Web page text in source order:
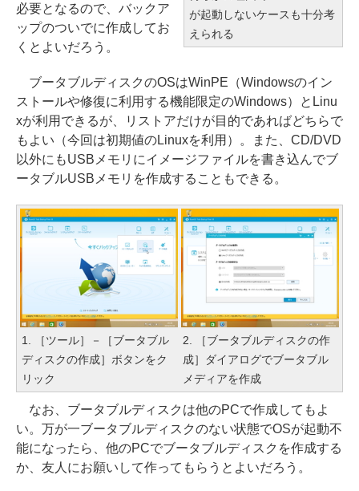
が起動しないケースも十分考
えられる
必要となるので、バックア
ップのついでに作成してお
くとよいだろう。
ブータブルディスクのOSはWinPE（Windowsのイン
ストールや修復に利用する機能限定のWindows）とLinu
xが利用できるが、リストアだけが目的であればどちらで
もよい（今回は初期値のLinuxを利用）。また、CD/DVD
以外にもUSBメモリにイメージファイルを書き込んでブ
ータブルUSBメモリを作成することもできる。
1. ［ツール］－［ブータブル
ディスクの作成］ボタンをク
リック
2. ［ブータブルディスクの作
成］ダイアログでブータブル
メディアを作成
なお、ブータブルディスクは他のPCで作成してもよ
い。万が一ブータブルディスクのない状態でOSが起動不
能になったら、他のPCでブータブルディスクを作成する
か、友人にお願いして作ってもらうとよいだろう。